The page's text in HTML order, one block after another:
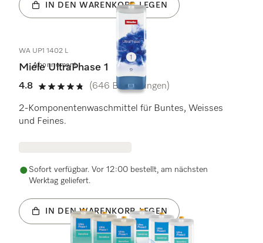
IN DEN WARENKORB LEGEN
Abonnement
WA UP1 1402 L
Miele UltraPhase 1
4.8
4.8 von 5 Sternen
(646 Bewertungen)
2-Komponentenwaschmittel für Buntes, Weisses
und Feines.
Sofort verfügbar. Vor 12:00 bestellt, am nächsten
Werktag geliefert.
IN DEN WARENKORB LEGEN